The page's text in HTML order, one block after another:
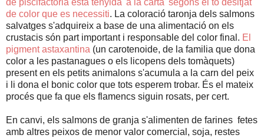
de piscifactoria està tenyida 'a la carta' segons el to desitjat
de color que es necessiti. La coloració taronja dels salmons
salvatges s'adquireix a base de una alimentació on els
crustacis són part important i responsable del color final. El
pigment astaxantina (un carotenoide, de la familia que dona
color a les pastanagues o els licopens dels tomàquets)
present en els petits animalons s'acumula a la carn del peix
i li dona el bonic color que tots esperem trobar. És el mateix
procés que fa que els flamencs siguin rosats, per cert.
En canvi, els salmons de granja s'alimenten de farines fetes
amb altres peixos de menor valor comercial, soja, restes